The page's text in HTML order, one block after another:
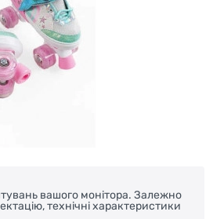
вашого монітора. Залежно
технічні характеристики